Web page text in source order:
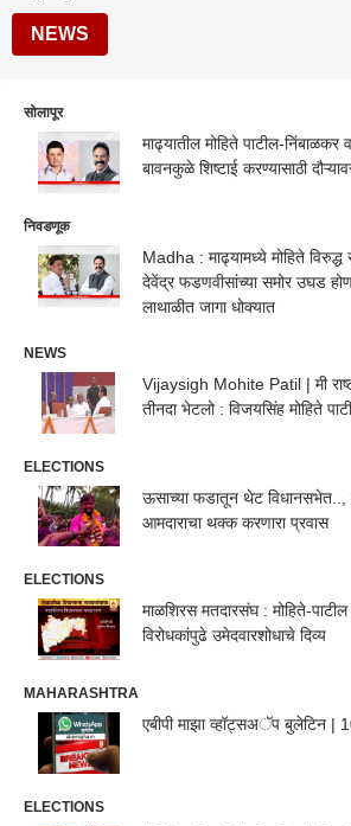
NEWS
सोलापूर
माढ्यातील मोहिते पाटील-
बावनकुळे शिष्टाई करण्यासाठी
निवडणूक
Madha : माढ्यामध्ये मोहिते
देवेंद्र फडणवीसांच्या समोर उघड
लाथाळीत जागा धोक्यात
NEWS
Vijaysigh Mohite Patil | मी
तीनदा भेटलो : विजयसिंह मोहिते
ELECTIONS
ऊसाच्या फडातून थेट विधानसभेत..,
आमदाराचा थक्क करणारा प्रवास
ELECTIONS
माळशिरस मतदारसंघ : मोहिते-
विरोधकांपुढे उमेदवारशोधाचे दिव्य
MAHARASHTRA
एबीपी माझा व्हॉट्सअॅप बुलेटिन |
ELECTIONS